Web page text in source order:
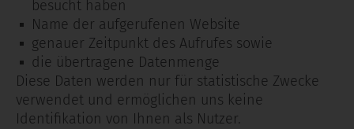
besucht haben
Name der aufgerufenen Website
genauer Zeitpunkt des Aufrufes sowie
die übertragene Datenmenge
Diese Daten werden nur für statistische Zwecke
verwendet und ermöglichen uns keine
Identifikation von Ihnen als Nutzer.